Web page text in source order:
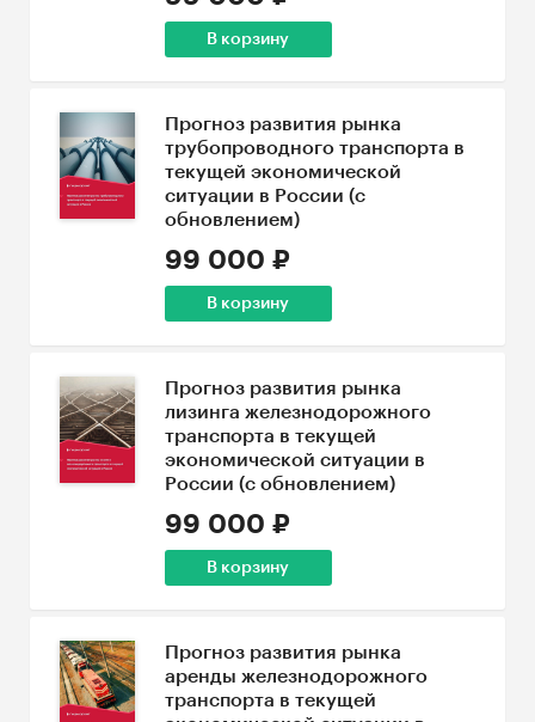
В корзину
Прогноз развития рынка
трубопроводного транспорта в
текущей экономической
ситуации в России (с
обновлением)
99 000 ₽
В корзину
Прогноз развития рынка
лизинга железнодорожного
транспорта в текущей
экономической ситуации в
России (с обновлением)
99 000 ₽
В корзину
Прогноз развития рынка
аренды железнодорожного
транспорта в текущей